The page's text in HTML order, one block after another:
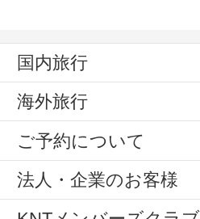
国内旅行
海外旅行
ご予約について
法人・企業のお客様